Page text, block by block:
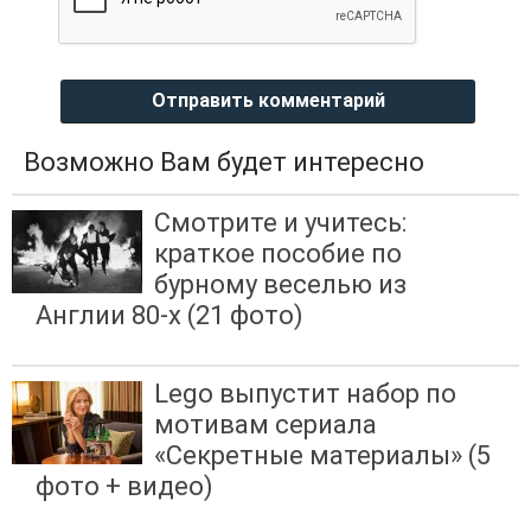
Отправить комментарий
Возможно Вам будет интересно
Смотрите и учитесь:
краткое пособие по
бурному веселью из
Англии 80-х (21 фото)
Lego выпустит набор по
мотивам сериала
«Секретные материалы» (5
фото + видео)